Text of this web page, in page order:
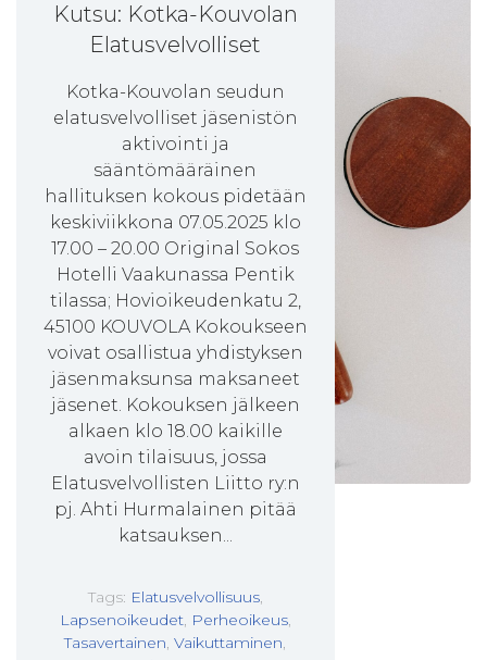
Kutsu: Kotka-Kouvolan
Elatusvelvolliset
Kotka-Kouvolan seudun
elatusvelvolliset jäsenistön
aktivointi ja
sääntömääräinen
hallituksen kokous pidetään
keskiviikkona 07.05.2025 klo
17.00 – 20.00 Original Sokos
Hotelli Vaakunassa Pentik
tilassa; Hovioikeudenkatu 2,
45100 KOUVOLA Kokoukseen
voivat osallistua yhdistyksen
jäsenmaksunsa maksaneet
jäsenet. Kokouksen jälkeen
alkaen klo 18.00 kaikille
avoin tilaisuus, jossa
Elatusvelvollisten Liitto ry:n
pj. Ahti Hurmalainen pitää
katsauksen...
Tags: Elatusvelvollisuus,
Lapsenoikeudet, Perheoikeus,
Tasavertainen,Vaikuttaminen,